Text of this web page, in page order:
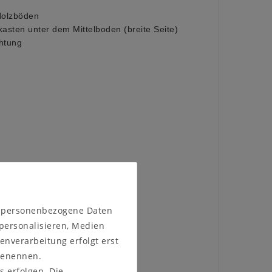
unter dem Mittelboden (breite Seite)
Daten
Medien
erfolgt erst